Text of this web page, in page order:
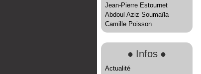
Jean-Pierre Estournet
Abdoul Aziz Soumaïla
Camille Poisson
● Infos ●
Actualité